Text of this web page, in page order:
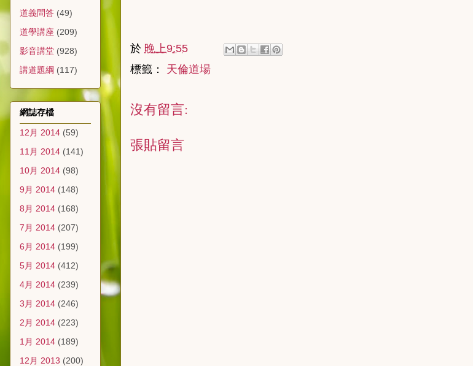
於 晚上9:55
標籤： 天倫道場
沒有留言:
張貼留言
道義問答 (49)
道學講座 (209)
影音講堂 (928)
講道題綱 (117)
網誌存檔
12月 2014 (59)
11月 2014 (141)
10月 2014 (98)
9月 2014 (148)
8月 2014 (168)
7月 2014 (207)
6月 2014 (199)
5月 2014 (412)
4月 2014 (239)
3月 2014 (246)
2月 2014 (223)
1月 2014 (189)
12月 2013 (200)